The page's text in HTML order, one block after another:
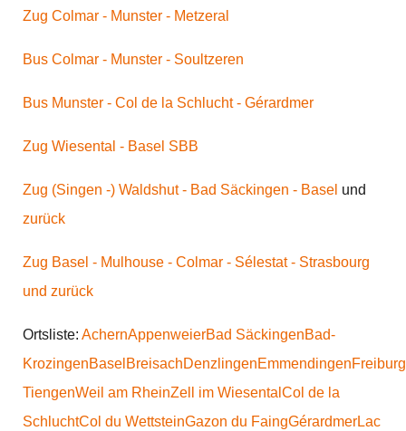
Zug Colmar - Munster - Metzeral
Bus Colmar - Munster - Soultzeren
Bus Munster - Col de la Schlucht - Gérardmer
Zug Wiesental - Basel SBB
Zug (Singen -) Waldshut - Bad Säckingen - Basel und
zurück
Zug Basel - Mulhouse - Colmar - Sélestat - Strasbourg
und zurück
Ortsliste: AchernAppenweierBad SäckingenBad-
KrozingenBasel BreisachDenzlingenEmmendingenFreiburg
TiengenWeil am RheinZell im Wiesental Col de la
SchluchtCol du WettsteinGazon du FaingGérardmerLac